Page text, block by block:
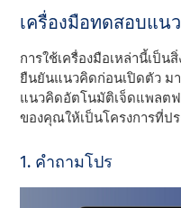
เครื่องมือทดสอบแน
การใช้เครื่องมือเหล่านี้เป็
ยืนยันแนวคิดก่อนเปิดตัว
แนวคิดอัตโนมัติเจ็ดแพลต
ของคุณให้เป็นโครงการที่ป
1. คําถามโปร